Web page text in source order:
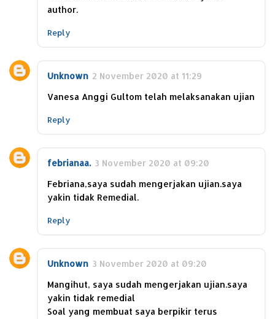
author.
Reply
Unknown 2 November 2020 at 11:29
Vanesa Anggi Gultom telah melaksanakan ujian
Reply
febrianaa. 3 November 2020 at 09:20
Febriana,saya sudah mengerjakan ujian.saya
yakin tidak Remedial.
Reply
Unknown 3 November 2020 at 09:20
Mangihut, saya sudah mengerjakan ujian.saya
yakin tidak remedial
Soal yang membuat saya berpikir terus